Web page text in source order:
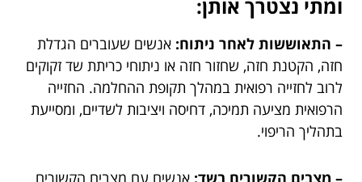
ומתי נצטרך אותן:
– התאוששות לאחר ניתוח: אנשים שעוברים הגדלת
חזה, הקטנת חזה, שחזור חזה או ניתוחי כריתת שד זקוקים
לרוב לחזייה רפואית במהלך תקופת ההחלמה. החזייה
הרפואית מציעה תמיכה, דחיסה ויציבות לשדיים, ומסייעת
בתהליך הריפוי.
– מצבים הקשורים בשד: אנשים עם מצבים הקשורים